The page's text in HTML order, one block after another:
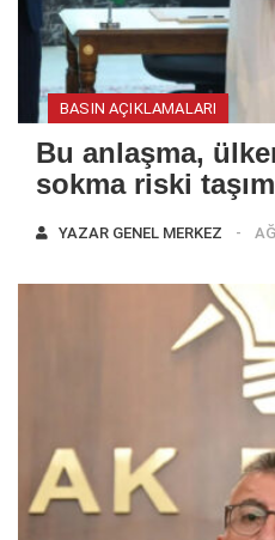
BASIN AÇIKLAMALARI
Bu anlaşma,
sokma riski
YAZAR GENEL MERKEZ